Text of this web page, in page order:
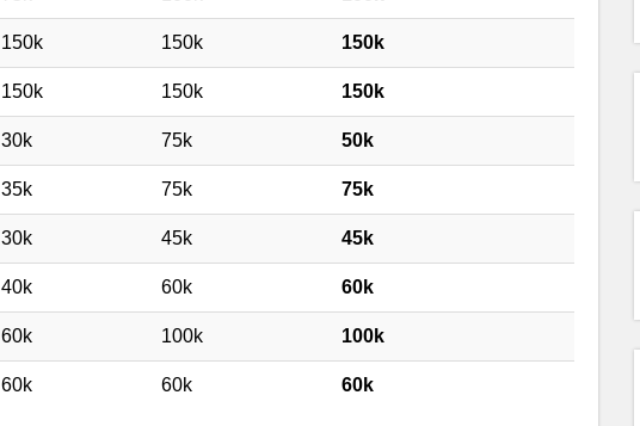
150k 150k 150k
150k 150k 150k
30k 75k 50k
35k 75k 75k
30k 45k 45k
40k 60k 60k
60k 100k 100k
60k 60k 60k